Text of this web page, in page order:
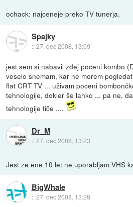
ochack: najceneje preko TV tunerja.
Spajky
::27. dec 2008, 13:09
jest sem si nabavil zdej poceni kombo
veselo snemam, kar ne morem
flat CRT TV ... uživam poceni
tehnologije, dokler še lahko ... pa ne,
tehnologije tiče ....
Dr_M
::27. dec 2008, 13:23
Jest ze ene 10 let ne uporabljam VHS
BigWhale
::27. dec 2008, 13:28